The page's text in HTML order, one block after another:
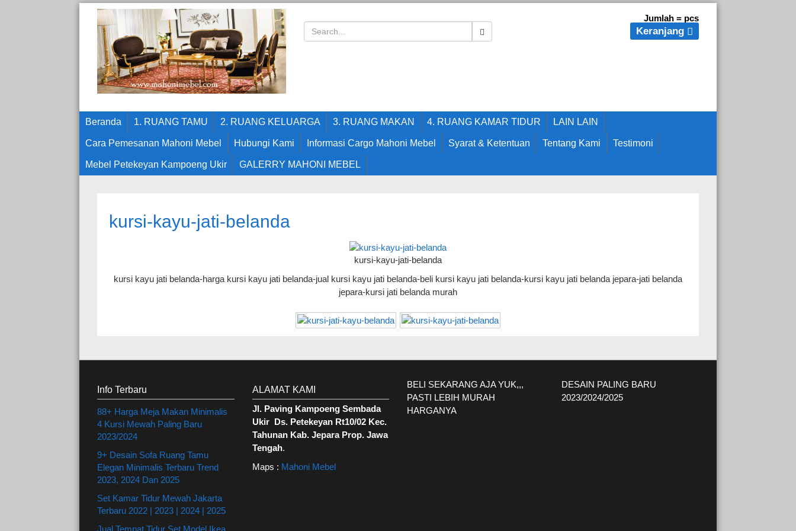
Jumlah = pcs
Keranjang
Beranda 1. RUANG TAMU 2. RUANG KELUARGA 3. RUANG MAKAN 4. RUANG KAMAR TIDUR LAIN LAIN
Cara Pemesanan Mahoni Mebel Hubungi Kami Informasi Cargo Mahoni Mebel Syarat & Ketentuan Tentang Kami Testimoni
Mebel Petekeyan Kampoeng Ukir GALERRY MAHONI MEBEL
kursi-kayu-jati-belanda
kursi-kayu-jati-belanda
kursi kayu jati belanda-harga kursi kayu jati belanda-jual kursi kayu jati belanda-beli kursi kayu jati belanda-kursi kayu jati belanda jepara-jati belanda
jepara-kursi jati belanda murah
Info Terbaru
88+ Harga Meja Makan Minimalis
4 Kursi Mewah Paling Baru
2023/2024
9+ Desain Sofa Ruang Tamu
Elegan Minimalis Terbaru Trend
2023, 2024 Dan 2025
Set Kamar Tidur Mewah Jakarta
Terbaru 2022 | 2023 | 2024 | 2025
ALAMAT KAMI
Jl. Paving Kampoeng Sembada
Ukir Ds. Petekeyan Rt10/02 Kec.
Tahunan Kab. Jepara Prop. Jawa
Tengah.
Maps : Mahoni Mebel
BELI SEKARANG AJA YUK,,,
PASTI LEBIH MURAH
HARGANYA
DESAIN PALING BARU
2023/2024/2025